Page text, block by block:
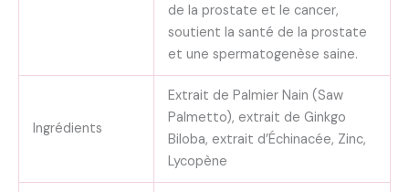
de la prostate et le cancer,
soutient la santé de la prostate
et une spermatogenèse saine.
Ingrédients
Extrait de Palmier Nain (Saw
Palmetto), extrait de Ginkgo
Biloba, extrait d’Échinacée, Zinc,
Lycopène